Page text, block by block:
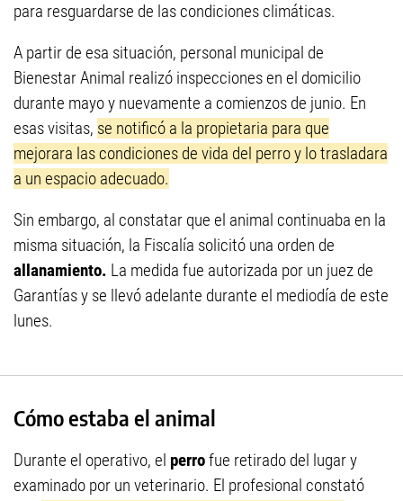
para resguardarse de las condiciones climáticas.
A partir de esa situación, personal municipal de
Bienestar Animal realizó inspecciones en el domicilio
durante mayo y nuevamente a comienzos de junio. En
esas visitas, se notificó a la propietaria para que
mejorara las condiciones de vida del perro y lo trasladara
a un espacio adecuado.
Sin embargo, al constatar que el animal continuaba en la
misma situación, la Fiscalía solicitó una orden de
allanamiento. La medida fue autorizada por un juez de
Garantías y se llevó adelante durante el mediodía de este
lunes.
Cómo estaba el animal
Durante el operativo, el perrofue retirado del lugar y
examinado por un veterinario. El profesional constató